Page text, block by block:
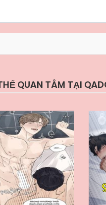
QUAN TÂM TẠI